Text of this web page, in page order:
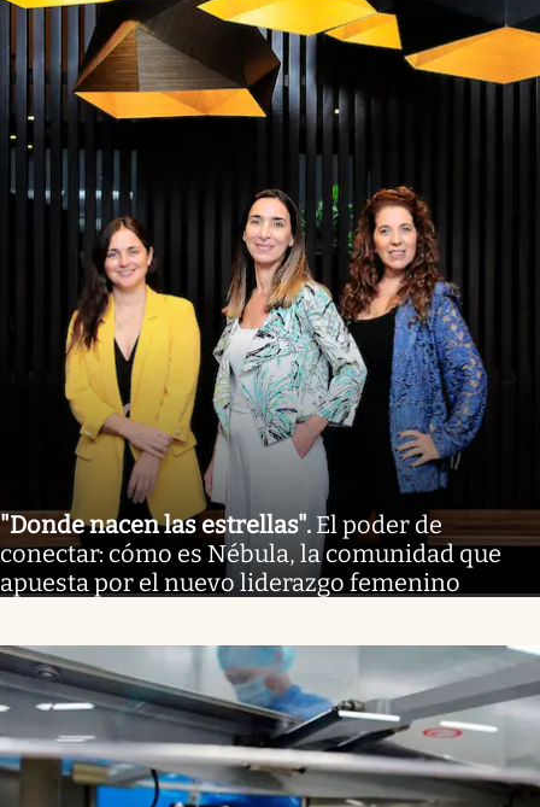
"Donde nacen las estrellas". El poder de
conectar: cómo es Nébula, la comunidad que
apuesta por el nuevo liderazgo femenino